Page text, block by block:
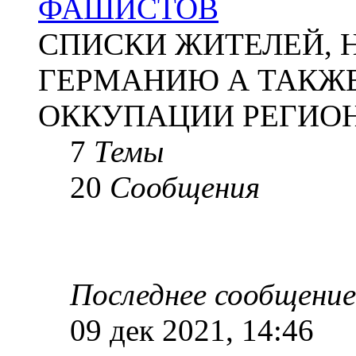
ФАШИСТОВ
СПИСКИ ЖИТЕЛЕЙ,
ГЕРМАНИЮ А
ОККУПАЦИИ
7 Темы
20 Сообщения
Последнее сообщение
09 дек 2021, 14:46